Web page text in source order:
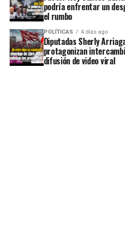
podría enfrentar un
el rumbo
POLÍTICAS 4 días ago
Diputadas Sherly
protagonizan
difusión de video viral